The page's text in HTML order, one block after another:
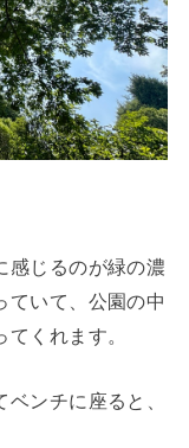
感じるのが緑の濃
ていて、公園の中
くれます。
ンチに座ると、